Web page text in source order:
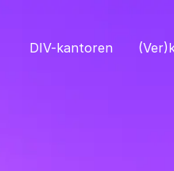
DIV-kantoren